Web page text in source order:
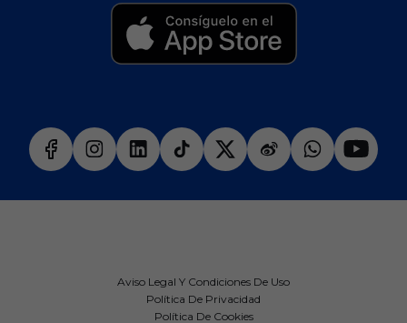
Aviso Legal Y Condiciones De Uso
Política De Privacidad
Política De Cookies